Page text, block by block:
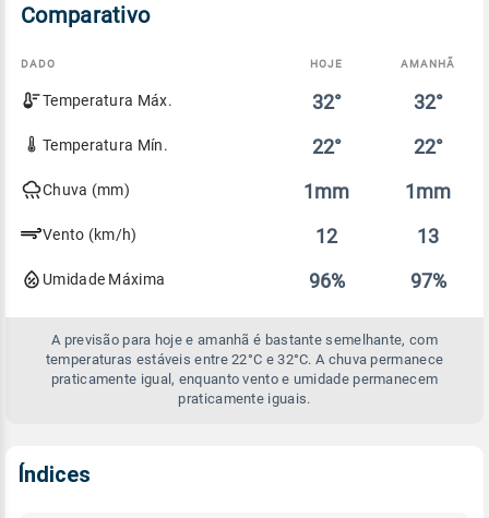
Comparativo
Comparativo
entre
previsão
hoje
DADO HOJE AMANHÃ
Temperatura Máx. 32° 32°
Temperatura Mín. 22° 22°
Chuva (mm) 1mm 1mm
Vento (km/h) 12 13
Umidade Máxima 96% 97%
A previsão para hoje e amanhã é bastante semelhante, com
temperaturas estáveis entre 22°C e 32°C. A chuva permanece
praticamente igual, enquanto vento e umidade permanecem
praticamente iguais.
Índices